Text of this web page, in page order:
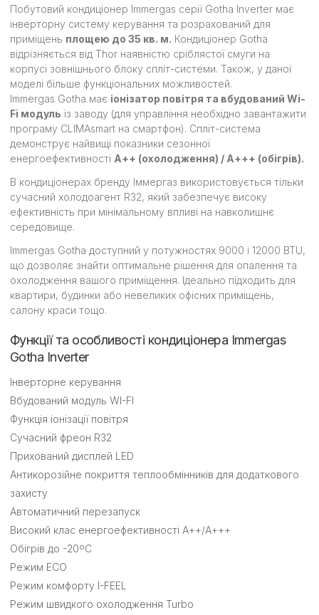
Побутовий кондиціонер Immergas серії Gotha Inverter має
інверторну систему керування та розрахований для
приміщень площею до 35 кв. м. Кондиціонер Gotha
відрізняється від Thor наявністю сріблястої смуги на
корпусі зовнішнього блоку спліт-системи. Також, у даної
моделі більше функціональних можливостей.
Immergas Gotha має іонізатор повітря та вбудований Wi-
Fi модуль із заводу (для управління необхідно завантажити
програму CLIMAsmart на смартфон). Спліт-система
демонструє найвищі показники сезонної
енергоефективності А++ (охолодження) / А+++ (обігрів).
В кондиціонерах бренду Іммергаз використовується тільки
сучасний холодоагент R32, який забезпечує високу
ефективність при мінімальному впливі на навколишнє
середовище.
Immergas Gotha доступний у потужностях 9000 і 12000 BTU,
що дозволяє знайти оптимальне рішення для опалення та
охолодження вашого приміщення. Ідеально підходить для
квартири, будинки або невеликих офісних приміщень,
салону краси тощо.
Функції та особливості кондиціонера Immergas
Gotha Inverter
Інверторне керування
Вбудований модуль WI-FI
Функція іонізації повітря
Сучасний фреон R32
Прихований дисплей LED
Антикорозійне покриття теплообмінників для додаткового
захисту
Автоматичний перезапуск
Високий клас енергоефективності А++/А+++
Обігрів до -20ºС
Режим ECO
Режим комфорту I-FEEL
Режим швидкого охолодження Turbo